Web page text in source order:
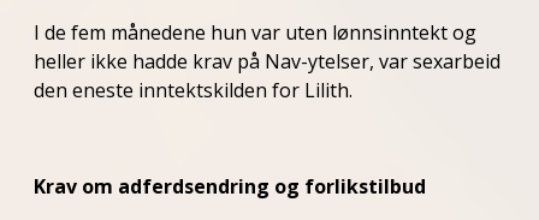
I de fem månedene hun var uten lønnsinntekt og
heller ikke hadde krav på Nav-ytelser, var sexarbeid
den eneste inntektskilden for Lilith.
Krav om adferdsendring og forlikstilbud